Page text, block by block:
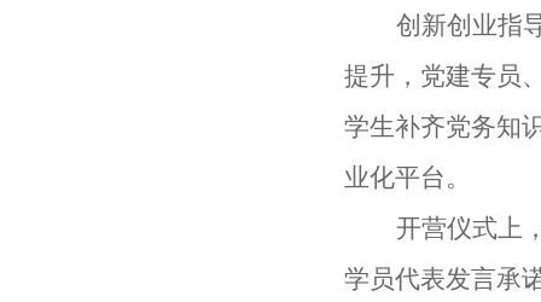
创新创业指
提升，党建专员
学生补齐党务知
业化平台。
开营仪式上
学员代表发言承